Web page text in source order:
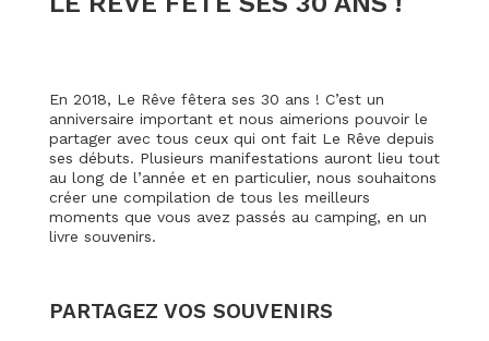
En 2018, Le Rêve fêtera ses 30 ans ! C’est un
anniversaire important et nous aimerions pouvoir le
partager avec tous ceux qui ont fait Le Rêve depuis
ses débuts. Plusieurs manifestations auront lieu tout
au long de l’année et en particulier, nous souhaitons
créer une compilation de tous les meilleurs
moments que vous avez passés au camping, en un
livre souvenirs.
PARTAGEZ VOS SOUVENIRS